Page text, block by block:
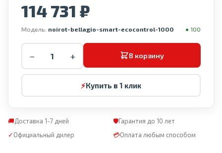
114 731 ₽
Модель: noirot-bellagio-smart-ecocontrol-1000 ● 100
− + В корзину
⚡Купить в 1 клик
🚚Доставка 1-7 дней 🛡Гарантия до 10 лет
✓Официальный дилер 💳Оплата любым способом